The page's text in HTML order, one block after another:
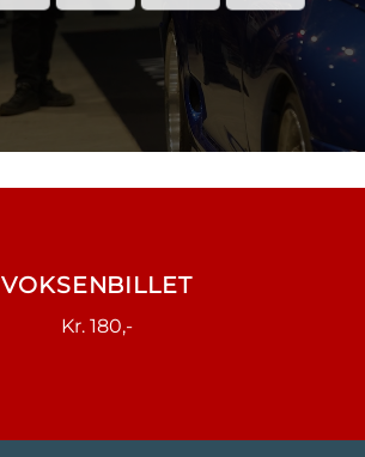
VOKSENBILLET
Kr. 180,-